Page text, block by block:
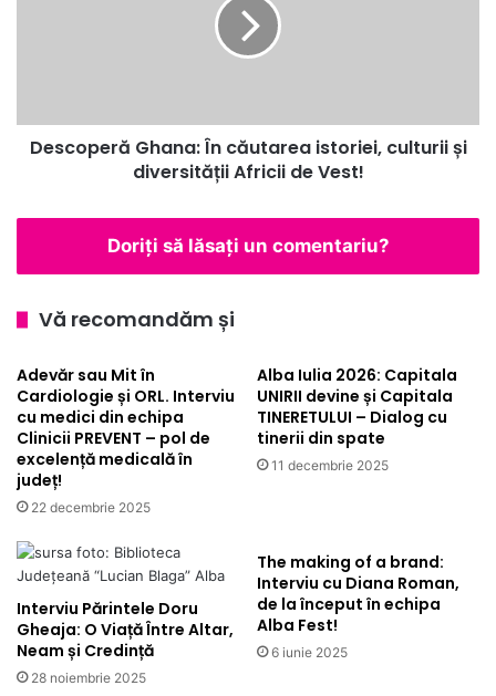
Africii
deDescoperă Ghana: În căutarea istoriei, culturii și
diversității Africii de Vest!
Doriți să lăsați un comentariu?
Vă recomandăm și
Adevăr sau Mit în
Cardiologie și ORL. Interviu
cu medici din echipa
Clinicii PREVENT – pol de
excelență medicală în
județ!
22 decembrie 2025
Alba Iulia 2026: Capitala
UNIRII devine și Capitala
TINERETULUI – Dialog cu
tinerii din spate
11 decembrie 2025
Interviu Părintele Doru
Gheaja: O Viață Între Altar,
Neam și Credință
28 noiembrie 2025
The making of a brand:
Interviu cu Diana Roman,
de la început în echipa
Alba Fest!
6 iunie 2025